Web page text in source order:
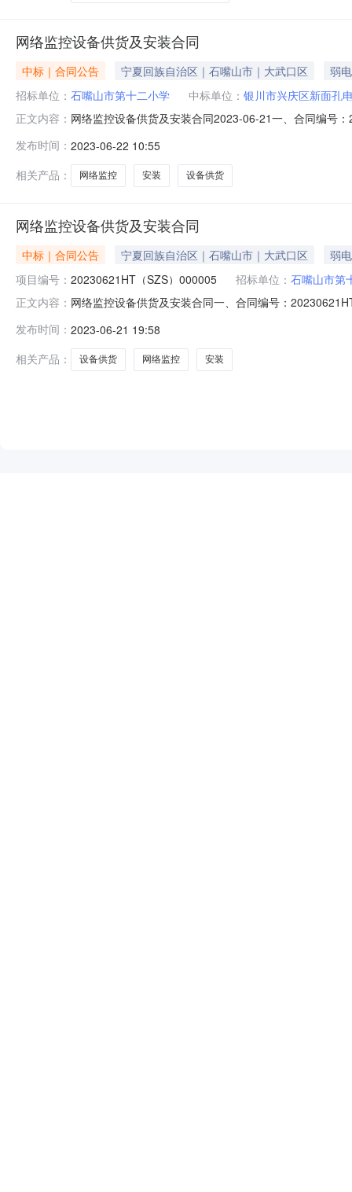
网络监控设备供货及安装合同
中标｜合同公告 宁夏回族自治区｜石嘴山市｜大武口区
弱
招标单位： 石嘴山市第十二小学 中标单位： 银川市兴庆区新面孔
正文内容： 网络监控设备供货及安装合同2023-06-21一、合同编号
址：银川市兴庆区兴水路绿地21城D区9号楼109（复式
发布时间： 2023-06-22 10:55
相关产品：
网络监控 安装 设备供货
网络监控设备供货及安装合同
中标｜合同公告 宁夏回族自治区｜石嘴山市｜大武口区
弱
项目编号： 20230621HT（SZS）000005 招标单位： 石嘴山市第
正文内容： 网络监控设备供货及安装合同一、合同编号：
区兴水路绿地21城D区9号楼109（复式）室一层联系*式
发布时间： 2023-06-21 19:58
相关产品：
设备供货 网络监控 安装